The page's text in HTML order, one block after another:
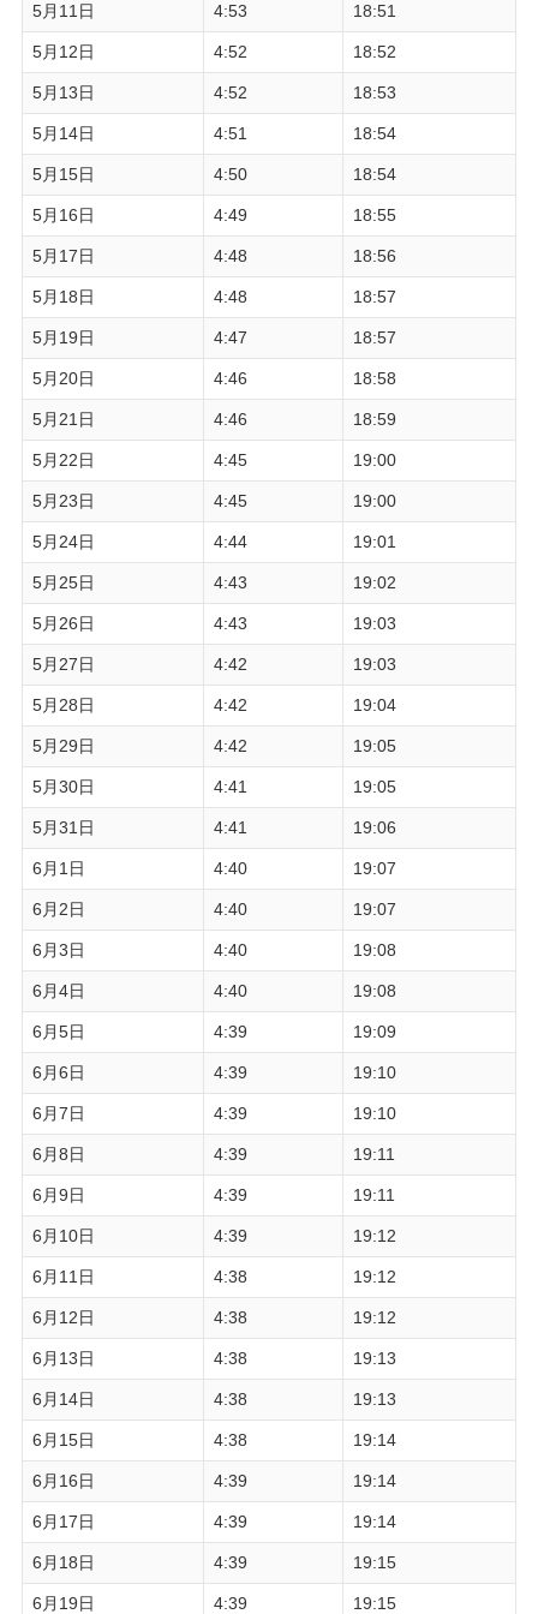
5月11日 4:53 18:51
5月12日 4:52 18:52
5月13日 4:52 18:53
5月14日 4:51 18:54
5月15日 4:50 18:54
5月16日 4:49 18:55
5月17日 4:48 18:56
5月18日 4:48 18:57
5月19日 4:47 18:57
5月20日 4:46 18:58
5月21日 4:46 18:59
5月22日 4:45 19:00
5月23日 4:45 19:00
5月24日 4:44 19:01
5月25日 4:43 19:02
5月26日 4:43 19:03
5月27日 4:42 19:03
5月28日 4:42 19:04
5月29日 4:42 19:05
5月30日 4:41 19:05
5月31日 4:41 19:06
6月1日 4:40 19:07
6月2日 4:40 19:07
6月3日 4:40 19:08
6月4日 4:40 19:08
6月5日 4:39 19:09
6月6日 4:39 19:10
6月7日 4:39 19:10
6月8日 4:39 19:11
6月9日 4:39 19:11
6月10日 4:39 19:12
6月11日 4:38 19:12
6月12日 4:38 19:12
6月13日 4:38 19:13
6月14日 4:38 19:13
6月15日 4:38 19:14
6月16日 4:39 19:14
6月17日 4:39 19:14
6月18日 4:39 19:15
6月19日 4:39 19:15